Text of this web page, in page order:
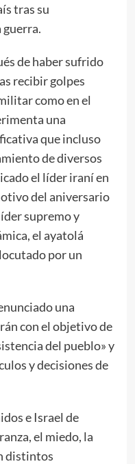
tras su
de haber sufrido
recibir golpes
como en el
una
que incluso
de diversos
el líder iraní en
del aniversario
supremo y
el ayatolá
por un
una
con el objetivo de
del pueblo» y
y decisiones de
e Israel de
el miedo, la
distintos